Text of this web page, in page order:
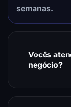
semanas.
Vocês
negócio?